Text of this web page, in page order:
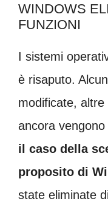
WINDOWS
FUNZIONI
I sistemi
è risaputo.
modificate,
ancora
il caso della
proposito di
state eliminate